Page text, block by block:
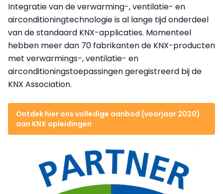
Integratie van de verwarming-, ventilatie- en
airconditioningtechnologie is al lange tijd onderdeel
van de standaard KNX-applicaties. Momenteel
hebben meer dan 70 fabrikanten de KNX-producten
met verwarmings-, ventilatie- en
airconditioningstoepassingen geregistreerd bij de
KNX Association.
Ontdek hier ons volledige aanbod (voorjaar 2020)
aan KNX opleidingen